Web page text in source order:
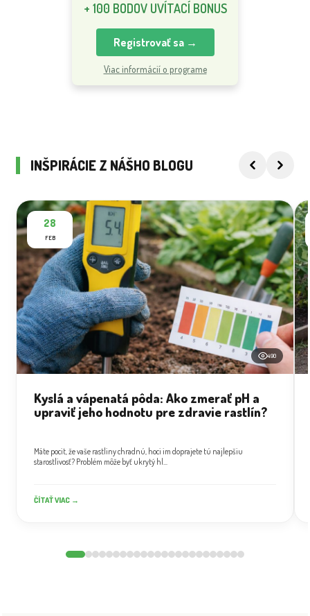
+ 100 BODOV UVÍTACÍ BONUS
Registrovať sa →
Viac informácií o programe
INŠPIRÁCIE Z NÁŠHO BLOGU
28
FEB
490
Kyslá a vápenatá pôda: Ako zmerať pH a
upraviť jeho hodnotu pre zdravie rastlín?
Máte pocit, že vaše rastliny chradnú, hoci im doprajete tú najlepšiu
starostlivosť? Problém môže byť ukrytý hl...
ČÍTAŤ VIAC →